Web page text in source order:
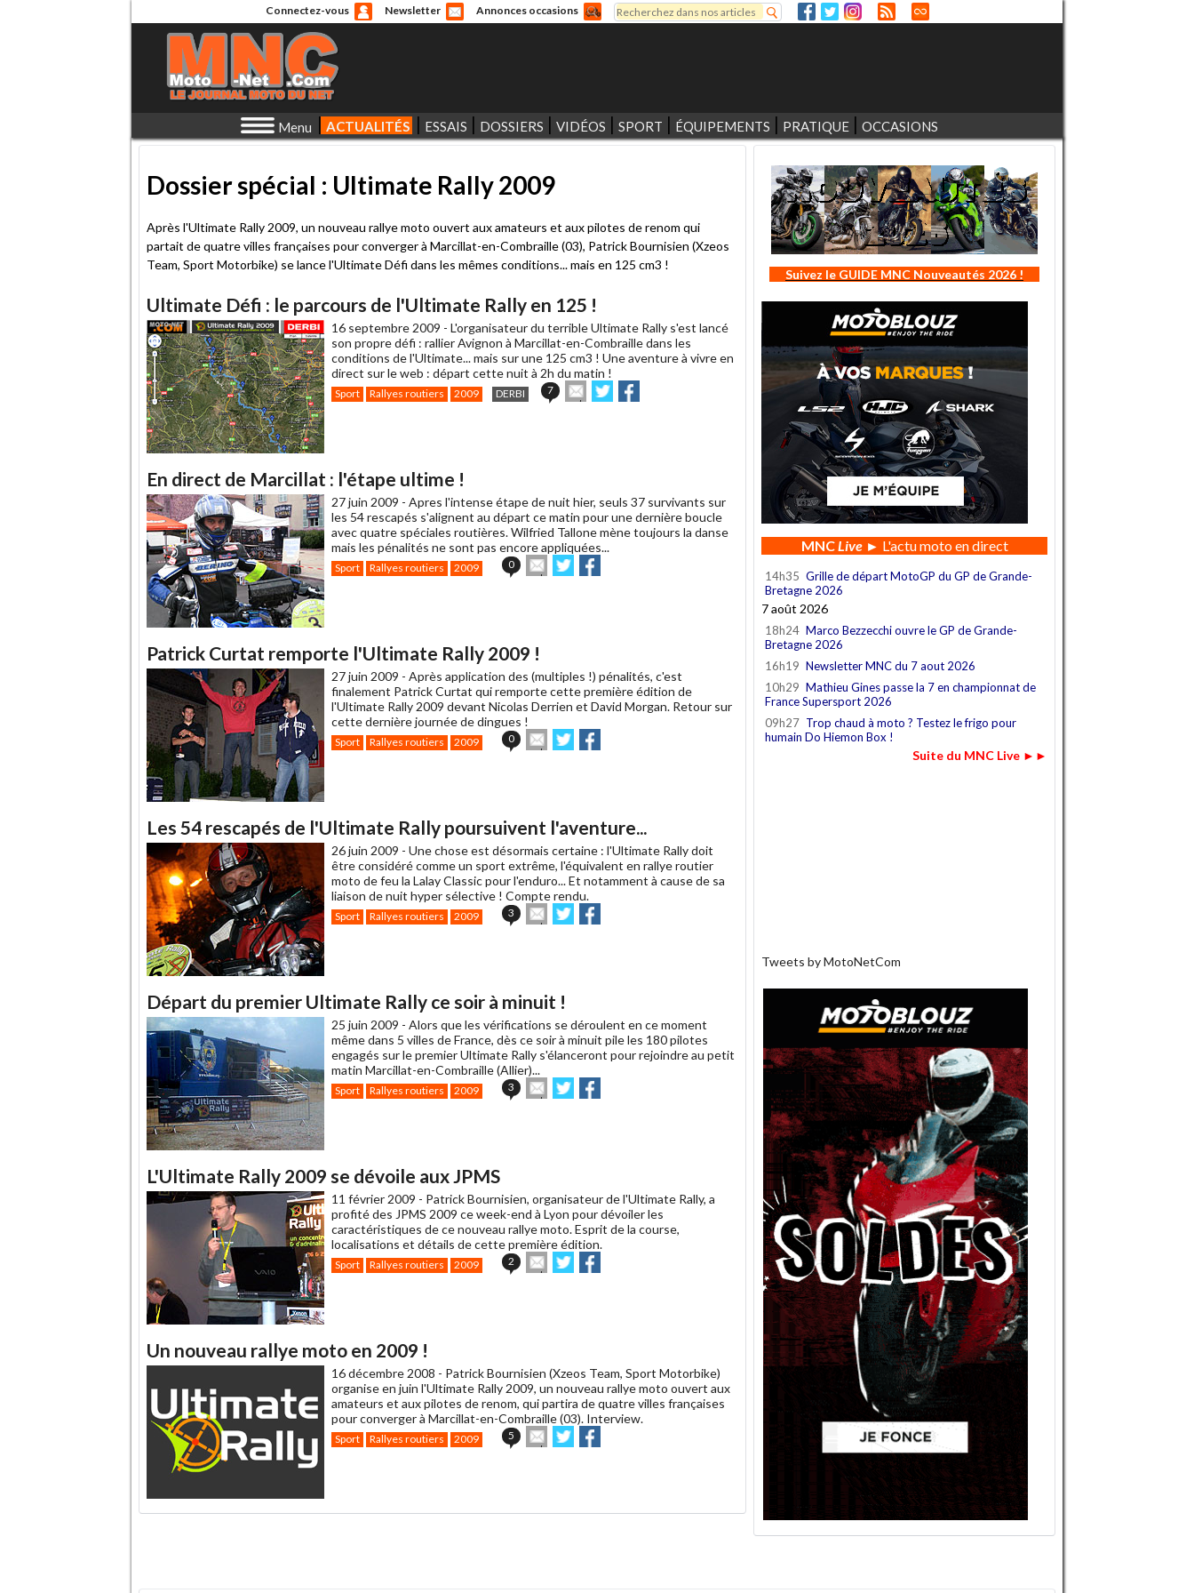
Connectez-vous Newsletter Annonces occasions
Formulaire de recherche
Rechercher
Menu ACTUALITÉS ESSAIS DOSSIERS VIDÉOS SPORT ÉQUIPEMENTS PRATIQUE OCCASIONS
Dossier spécial : Ultimate Rally 2009
Après l'Ultimate Rally 2009, un nouveau rallye moto ouvert aux amateurs et aux pilotes de renom qui
partait de quatre villes françaises pour converger à Marcillat-en-Combraille (03), Patrick Bournisien (Xzeos
Team, Sport Motorbike) se lance l'Ultimate Défi dans les mêmes conditions... mais en 125 cm3 !
Ultimate Défi : le parcours de l'Ultimate Rally en 125 !
16 septembre 2009 - L'organisateur du terrible Ultimate Rally s'est lancé
son propre défi : rallier Avignon à Marcillat-en-Combraille dans les
conditions de l'Ultimate... mais sur une 125 cm3 ! Une aventure à vivre en
direct sur le web : départ cette nuit à 2h du matin !
Sport Rallyes routiers 2009 DERBI 7
Envoyer
cet
Partager
sur sur
En direct de Marcillat : l'étape ultime !
27 juin 2009 - Apres l'intense étape de nuit hier, seuls 37 survivants sur
les 54 rescapés s'alignent au départ ce matin pour une dernière boucle
avec quatre spéciales routières. Wilfried Tallone mène toujours la danse
mais les pénalités ne sont pas encore appliquées...
Sport Rallyes routiers 2009 0
Envoyer
cet
Partager
sur sur
Patrick Curtat remporte l'Ultimate Rally 2009 !
27 juin 2009 - Après application des (multiples !) pénalités, c'est
finalement Patrick Curtat qui remporte cette première édition de
l'Ultimate Rally 2009 devant Nicolas Derrien et David Morgan. Retour sur
cette dernière journée de dingues !
Sport Rallyes routiers 2009 0
Envoyer
cet
Partager
sur sur
Les 54 rescapés de l'Ultimate Rally poursuivent l'aventure...
26 juin 2009 - Une chose est désormais certaine : l'Ultimate Rally doit
être considéré comme un sport extrême, l'équivalent en rallye routier
moto de feu la Lalay Classic pour l'enduro... Et notamment à cause de sa
liaison de nuit hyper sélective ! Compte rendu.
Sport Rallyes routiers 2009 3
Envoyer
cet
Partager
sur sur
Départ du premier Ultimate Rally ce soir à minuit !
25 juin 2009 - Alors que les vérifications se déroulent en ce moment
même dans 5 villes de France, dès ce soir à minuit pile les 180 pilotes
engagés sur le premier Ultimate Rally s'élanceront pour rejoindre au petit
matin Marcillat-en-Combraille (Allier)...
Sport Rallyes routiers 2009 3
Envoyer
cet
Partager
sur sur
L'Ultimate Rally 2009 se dévoile aux JPMS
11 février 2009 - Patrick Bournisien, organisateur de l'Ultimate Rally, a
profité des JPMS 2009 ce week-end à Lyon pour dévoiler les
caractéristiques de ce nouveau rallye moto. Esprit de la course,
localisations et détails de cette première édition.
Sport Rallyes routiers 2009 2
Envoyer
cet
Partager
sur sur
Un nouveau rallye moto en 2009 !
16 décembre 2008 - Patrick Bournisien (Xzeos Team, Sport Motorbike)
organise en juin l'Ultimate Rally 2009, un nouveau rallye moto ouvert aux
amateurs et aux pilotes de renom, qui partira de quatre villes françaises
pour converger à Marcillat-en-Combraille (03). Interview.
Sport Rallyes routiers 2009 5
Envoyer
cet
Partager
sur sur
Suivez le GUIDE MNC Nouveautés 2026 !
MNCLive► L'actu moto en direct
14h35 Grille de départ MotoGP du GP de Grande-
Bretagne 2026
7 août 2026
18h24 Marco Bezzecchi ouvre le GP de Grande-
Bretagne 2026
16h19 Newsletter MNC du 7 aout 2026
10h29 Mathieu Gines passe la 7 en championnat de
France Supersport 2026
09h27 Trop chaud à moto ? Testez le frigo pour
humain Do Hiemon Box !
Suite du MNC Live ►►
Tweets by MotoNetCom